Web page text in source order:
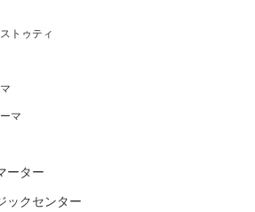
トゥティ
マ
ーター
ックセンター